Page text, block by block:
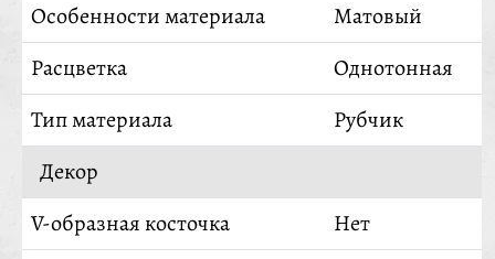
Особенности материала
Матовый
Расцветка
Однотонная
Тип материала
Рубчик
Декор
V-образная косточка
Нет